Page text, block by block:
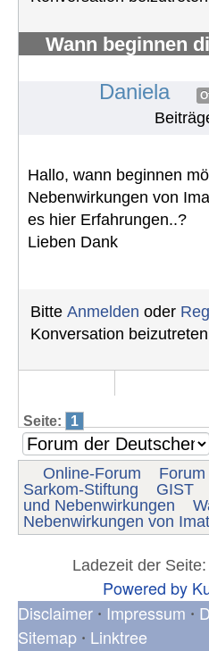
Wann beginnen
Daniela
Hallo, wann beginnen
Nebenwirkungen von
es hier Erfahrungen..?
Lieben Dank
Bitte Anmelden oder
Konversation
Seite: 1
Online-Forum
Sarkom-Stiftung
GIST
und Nebenwirkungen
Nebenwirkungen von
Ladezeit der
Powered by
Disclaimer • Impressum •
Sitemap • Linktree